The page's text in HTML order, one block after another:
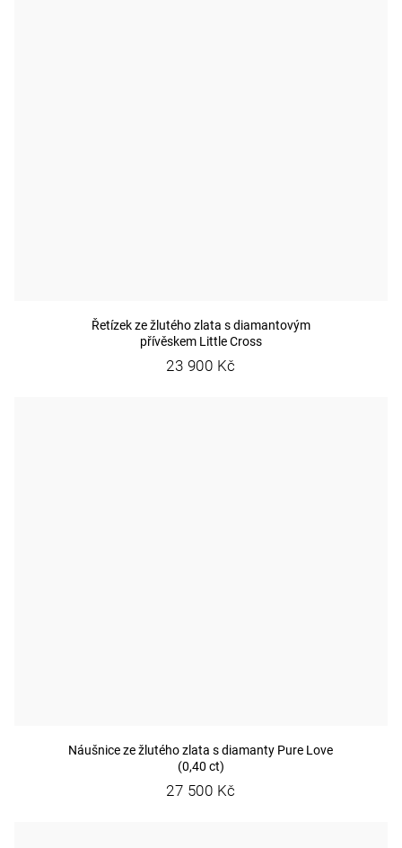
Řetízek ze žlutého zlata s diamantovým
přívěskem Little Cross
23 900 Kč
Náušnice ze žlutého zlata s diamanty Pure Love
(0,40 ct)
27 500 Kč